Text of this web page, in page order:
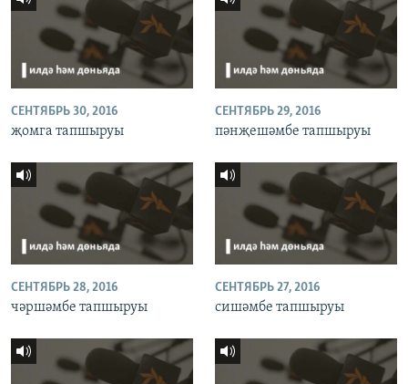
СЕНТЯБРЬ 30, 2016
җомга тапшыруы
СЕНТЯБРЬ 29, 2016
пәнҗешәмбе тапшыруы
СЕНТЯБРЬ 28, 2016
чәршәмбе тапшыруы
СЕНТЯБРЬ 27, 2016
сишәмбе тапшыруы